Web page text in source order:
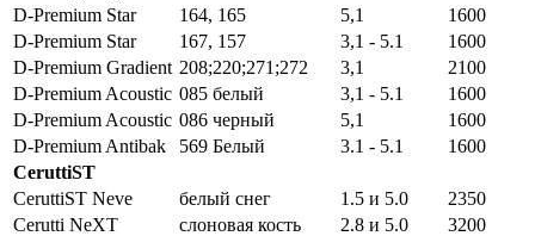
D-Premium Star
164, 165 5,1
1600
D-Premium Star
167, 157 3,1 - 5.1
1600
D-Premium Gradient 208;220;271;272 3,1
2100
D-Premium Acoustic 085 белый 3,1 - 5.1
1600
D-Premium Acoustic 086 черный 5,1
1600
D-Premium Antibak
569 Белый 3.1 - 5.1
1600
CeruttiST
CeruttiST Neve
белый снег 1.5 и 5.0
2350
Cerutti NeXT
слоновая кость 2.8 и 5.0
3200